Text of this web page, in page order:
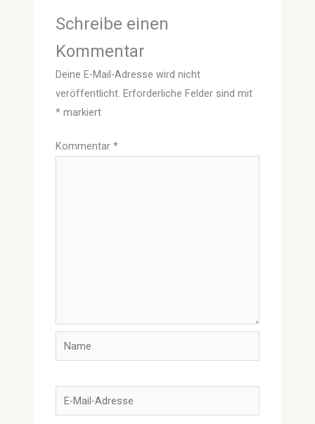
Schreibe einen
Kommentar
Deine E-Mail-Adresse wird nicht
veröffentlicht. Erforderliche Felder sind mit
* markiert
Kommentar*
Name
E-
Mail-